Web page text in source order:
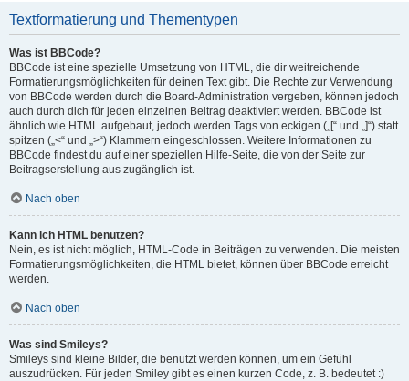
Textformatierung und Thementypen
Was ist BBCode?
BBCode ist eine spezielle Umsetzung von HTML, die dir weitreichende
Formatierungsmöglichkeiten für deinen Text gibt. Die Rechte zur Verwendung
von BBCode werden durch die Board-Administration vergeben, können jedoch
auch durch dich für jeden einzelnen Beitrag deaktiviert werden. BBCode ist
ähnlich wie HTML aufgebaut, jedoch werden Tags von eckigen („[“ und „]“) statt
spitzen („<“ und „>“) Klammern eingeschlossen. Weitere Informationen zu
BBCode findest du auf einer speziellen Hilfe-Seite, die von der Seite zur
Beitragserstellung aus zugänglich ist.
Nach oben
Kann ich HTML benutzen?
Nein, es ist nicht möglich, HTML-Code in Beiträgen zu verwenden. Die meisten
Formatierungsmöglichkeiten, die HTML bietet, können über BBCode erreicht
werden.
Nach oben
Was sind Smileys?
Smileys sind kleine Bilder, die benutzt werden können, um ein Gefühl
auszudrücken. Für jeden Smiley gibt es einen kurzen Code, z. B. bedeutet :)